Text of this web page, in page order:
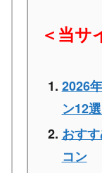
＜当サ
2026
ン12選
おす
コン